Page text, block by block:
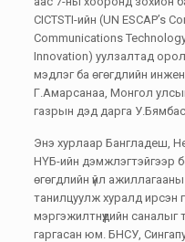
CICTSTI-ийн (UN ESCAP’s
Communications
Innovation) уулзалтад
мэдлэг ба өгөгдлийн
Г.Амарсанаа, Монгол
газрын дэд дарга
Энэ хурлаар Бангладеш,
НҮБ-ийн дэмжлэгтэйгээр
өгөгдлийн үйл
танилцуулж хуралд ирсэн
мэргэжилтнүүдийн саналыг
гаргасан юм. БНСУ,